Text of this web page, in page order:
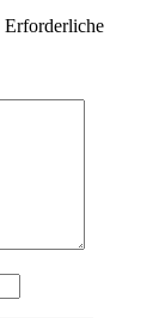
Erforderliche